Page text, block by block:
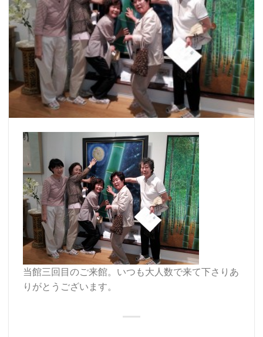
当館三回目のご来館。いつも大人数で来て下さりあ
りがとうございます。